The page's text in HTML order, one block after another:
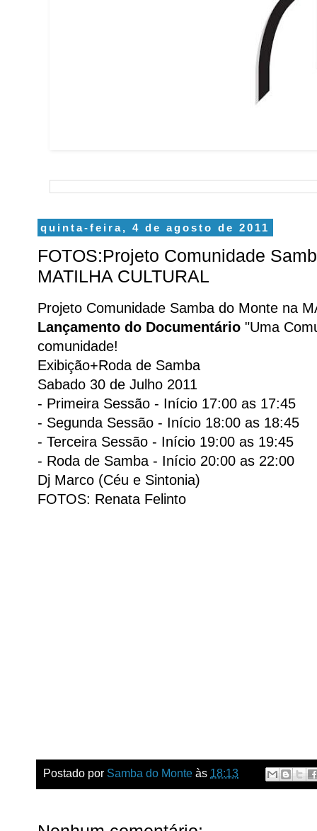
quinta-feira, 4 de agosto de 2011
FOTOS:Projeto Comunidade
MATILHA CULTURAL
Projeto Comunidade Samba do Monte na
Lançamento do Documentário "Uma
comunidade!
Exibição+Roda de Samba
Sabado 30 de Julho 2011
- Primeira Sessão - Início 17:00 as 17:45
- Segunda Sessão - Início 18:00 as 18:45
- Terceira Sessão - Início 19:00 as 19:45
- Roda de Samba - Início 20:00 as 22:00
Dj Marco (Céu e Sintonia)
FOTOS: Renata Felinto
Postado por Samba do Monte às 18:13